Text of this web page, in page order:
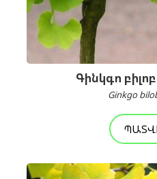
Գինկգո
Ginkgo